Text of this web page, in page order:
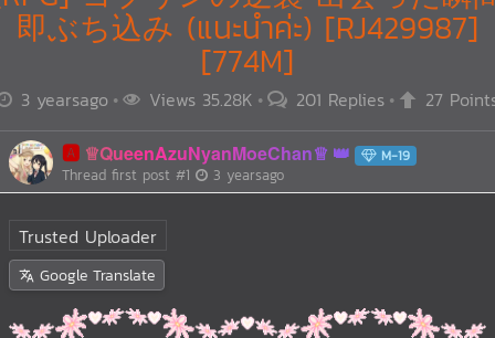
即ぶち込み (แนะนำค่ะ) [RJ429987]
[774M]
3 yearsago Views 35.28K 201 Replies 27
🅰️ ♕QueenAzuNyanMoeChan♕ M-19
Trusted Uploader
Thread first post #1 3 yearsago
Google Translate